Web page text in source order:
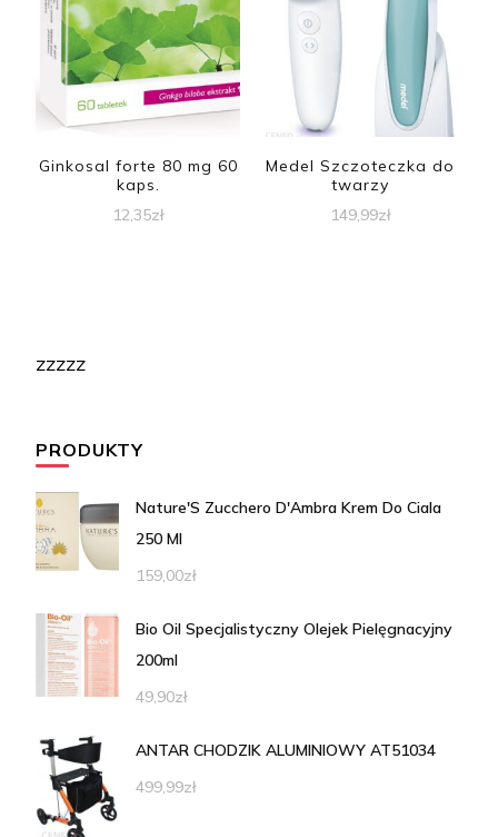
Ginkosal forte 80 mg 60
kaps.
12,35zł
Medel Szczoteczka do
twarzy
149,99zł
zzzzz
PRODUKTY
Nature'S Zucchero D'Ambra Krem Do Ciala
250 Ml
159,00zł
Bio Oil Specjalistyczny Olejek Pielęgnacyjny
200ml
49,90zł
ANTAR CHODZIK ALUMINIOWY AT51034
499,99zł